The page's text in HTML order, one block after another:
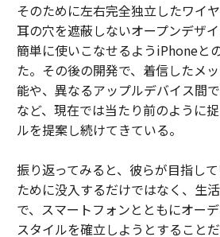
そのために左右完全独立したワイ
耳の穴を遮蔽しないオープンデザ
簡単に使いこなせるようiPhoneと
た。その後の開発で、着信したメ
能や、異なるアップルデバイス間
など、現在では当たり前のように
ルを提案し続けてきている。
振り返ってみると、彼らが目指し
ために没入するだけではなく、生
で、スマートフォンとともにオー
スタイルを確立しようとすることだ